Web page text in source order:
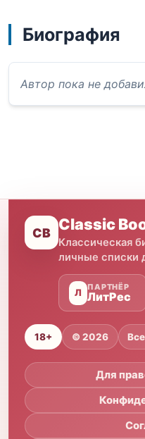
Биография
Автор пока не
CB Classic
Классическая
личные списки
Л
ПАРТНЁР
ЛитРес
18+ © 2026
Для